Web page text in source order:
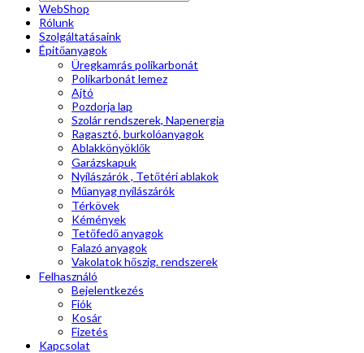
WebShop
Rólunk
Szolgáltatásaink
Épitőanyagok
Üregkamrás polikarbonát
Polikarbonát lemez
Ajtó
Pozdorja lap
Szolár rendszerek, Napenergia
Ragasztó, burkolóanyagok
Ablakkönyöklők
Garázskapuk
Nyílászárók , Tetőtéri ablakok
Műanyag nyílászárók
Térkövek
Kémények
Tetőfedő anyagok
Falazó anyagok
Vakolatok hőszig. rendszerek
Felhasználó
Bejelentkezés
Fiók
Kosár
Fizetés
Kapcsolat